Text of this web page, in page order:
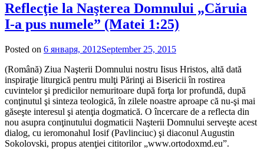
Reflecţie la Naşterea Domnului „Căruia
I-a pus numele” (Matei 1:25)
Posted on 6 января, 2012September 25, 2015
(Română) Ziua Naşterii Domnului nostru Iisus Hristos, altă dată
inspiraţie liturgică pentru mulţi Părinţi ai Bisericii în rostirea
cuvintelor şi predicilor nemuritoare după forţa lor profundă, după
conţinutul şi sinteza teologică, în zilele noastre aproape că nu-şi mai
găseşte interesul şi atenţia dogmatică. O încercare de a reflecta din
nou asupra conţinutului dogmaticii Naşterii Domnului serveşte acest
dialog, cu ieromonahul Iosif (Pavlinciuc) şi diaconul Augustin
Sokolovski, propus atenţiei cititorilor „www.ortodoxmd.eu”.